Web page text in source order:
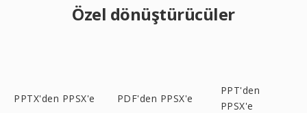
Özel dönüştürücüler
PPTX'den PPSX'e PDF'den PPSX'e
PPT'den
PPSX'e